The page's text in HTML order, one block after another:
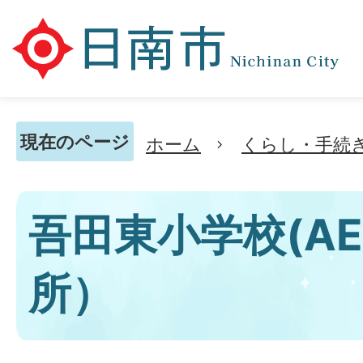
現在のページ ホーム くらし・手続
吾田東小学校
所）